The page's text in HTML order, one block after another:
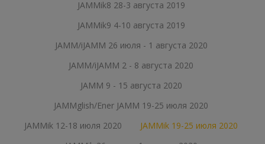
JAMMik8 28-3 августа 2019
JAMMik9 4-10 августа 2019
JAMM/iJAMM 26 июля - 1 августа 2020
JAMM/iJAMM 2 - 8 августа 2020
JAMM 9 - 15 августа 2020
JAMMglish/Ener JAMM 19-25 июля 2020
JAMMik 12-18 июля 2020
JAMMik 19-25 июля 2020